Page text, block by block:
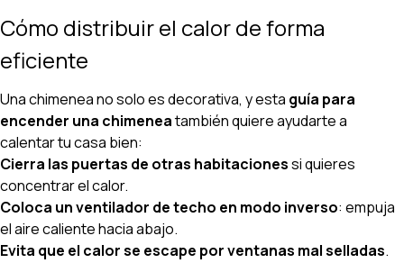
Cómo distribuir el calor de forma
eficiente
Una chimenea no solo es decorativa, y esta guía para
encender una chimeneatambién quiere ayudarte a
calentar tu casa bien:
Cierra las puertas de otras habitacionessi quieres
concentrar el calor.
Coloca un ventilador de techo en modo inverso: empuja
el aire caliente hacia abajo.
Evita que el calor se escape por ventanas mal selladas.